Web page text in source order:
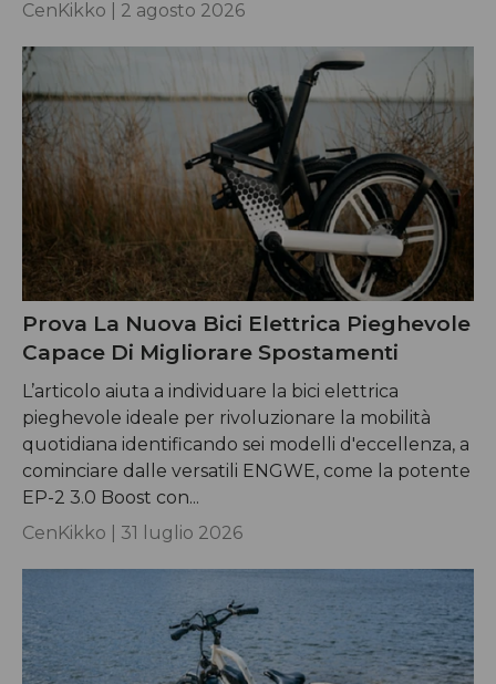
CenKikko | 2 agosto 2026
Prova La Nuova Bici Elettrica Pieghevole
Capace Di Migliorare Spostamenti
L’articolo aiuta a individuare la bici elettrica
pieghevole ideale per rivoluzionare la mobilità
quotidiana identificando sei modelli d'eccellenza, a
cominciare dalle versatili ENGWE, come la potente
EP-2 3.0 Boost con...
CenKikko | 31 luglio 2026